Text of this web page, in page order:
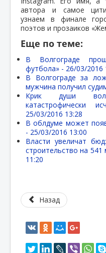
автора и самое
узнаем в финале
поэтов и прозаиков
Еще по теме:
В Волгограде
футбола» - 26/03/2016
В Волгограде за
мужчина получил
Крик души
катастрофически
25/03/2016 13:28
В облдуме может
- 25/03/2016 13:00
Власти увеличат
строительство на
11:20
Назад